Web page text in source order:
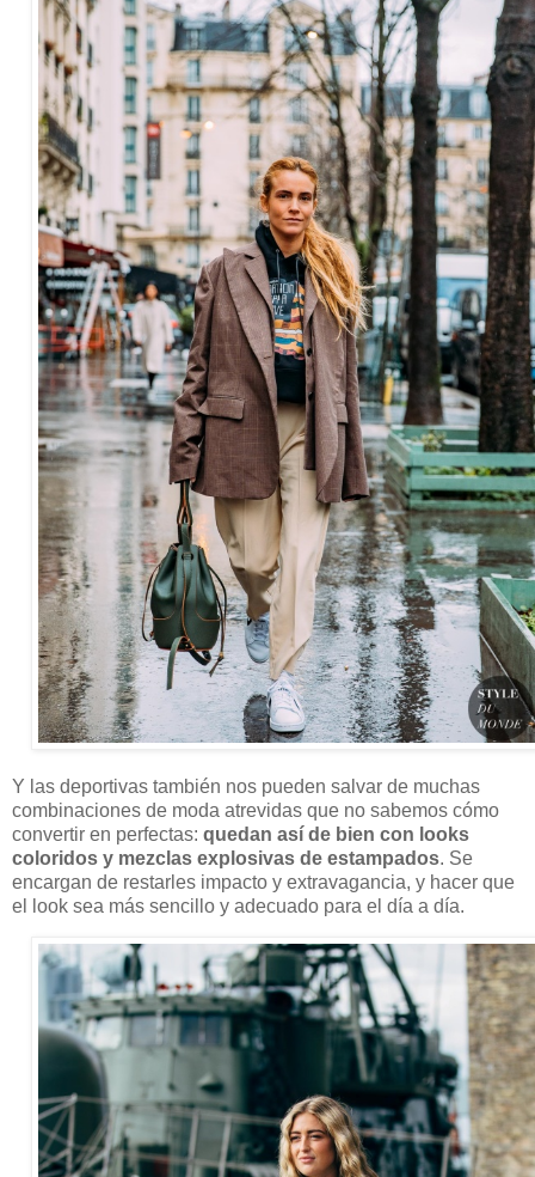
Y las deportivas también nos pueden salvar de muchas
combinaciones de moda atrevidas que no sabemos cómo
convertir en perfectas: quedan así de bien con looks
coloridos y mezclas explosivas de estampados. Se
encargan de restarles impacto y extravagancia, y hacer que
el look sea más sencillo y adecuado para el día a día.